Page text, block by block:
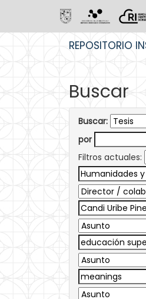
REPOSITORIO
Buscar
Buscar:
por
Filtros actuales: